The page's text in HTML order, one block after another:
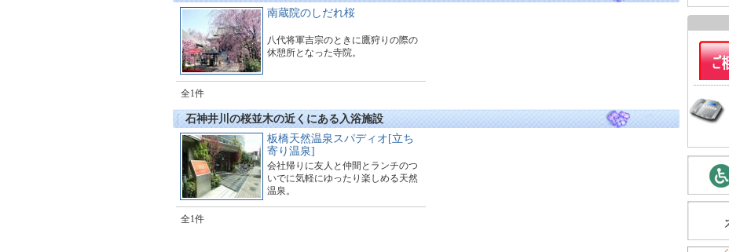
南蔵院のしだれ桜
八代将軍吉宗のときに鷹狩りの際の
休憩所となった寺院。
全1件
石神井川の桜並木の近くにある入浴施設
板橋天然温泉スパディオ[立ち
寄り温泉]
会社帰りに友人と仲間とランチのつ
いでに気軽にゆったり楽しめる天然
温泉。
全1件